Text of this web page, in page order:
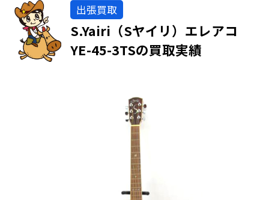
出張買取
S.Yairi（Sヤイリ）エレアコ
YE-45-3TSの買取実績